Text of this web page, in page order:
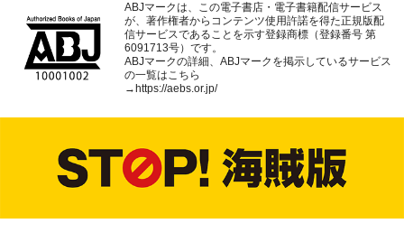
ABJマークは、この電子書店・電子書籍配信サービス
が、著作権者からコンテンツ使用許諾を得た正規版配
信サービスであることを示す登録商標（登録番号 第
6091713号）です。
ABJマークの詳細、ABJマークを掲示しているサービス
の一覧はこちら
→ https://aebs.or.jp/